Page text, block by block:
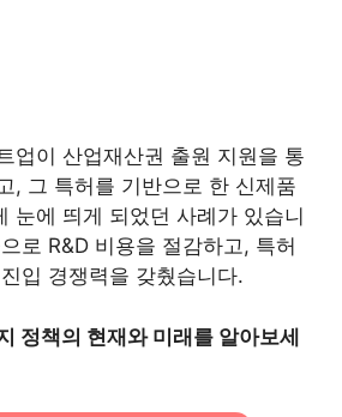
업이 산업재산권 출원 지원을 통
, 그 특허를 기반으로 한 신제품
눈에 띄게 되었던 사례가 있습니
로 R&D 비용을 절감하고, 특허
입 경쟁력을 갖췄습니다.
정책의 현재와 미래를 알아보세